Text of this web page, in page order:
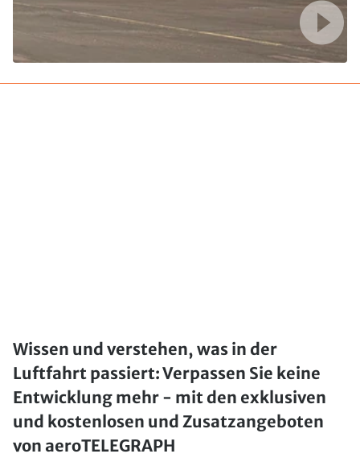
Wissen und verstehen, was in der
Luftfahrt passiert: Verpassen Sie keine
Entwicklung mehr - mit den exklusiven
und kostenlosen und Zusatzangeboten
von aeroTELEGRAPH